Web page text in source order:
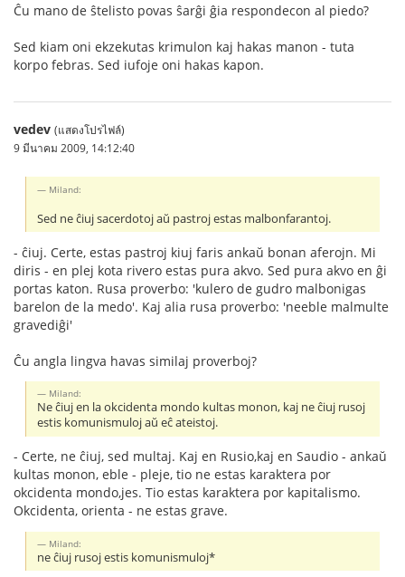
Ĉu mano de ŝtelisto povas ŝarĝi ĝia respondecon al piedo?
Sed kiam oni ekzekutas krimulon kaj hakas manon - tuta
korpo febras. Sed iufoje oni hakas kapon.
vedev (แสดงโปรไฟล์)
9 มีนาคม 2009, 14:12:40
Miland:
Sed ne ĉiuj sacerdotoj aŭ pastroj estas malbonfarantoj.
- ĉiuj. Certe, estas pastroj kiuj faris ankaŭ bonan aferojn. Mi
diris - en plej kota rivero estas pura akvo. Sed pura akvo en ĝi
portas katon. Rusa proverbo: 'kulero de gudro malbonigas
barelon de la medo'. Kaj alia rusa proverbo: 'neeble malmulte
gravediĝi'
Ĉu angla lingva havas similaj proverboj?
Miland:
Ne ĉiuj en la okcidenta mondo kultas monon, kaj ne ĉiuj rusoj
estis komunismuloj aŭ eĉ ateistoj.
- Certe, ne ĉiuj, sed multaj. Kaj en Rusio,kaj en Saudio - ankaŭ
kultas monon, eble - pleje, tio ne estas karaktera por
okcidenta mondo,jes. Tio estas karaktera por kapitalismo.
Okcidenta, orienta - ne estas grave.
Miland:
ne ĉiuj rusoj estis komunismuloj*